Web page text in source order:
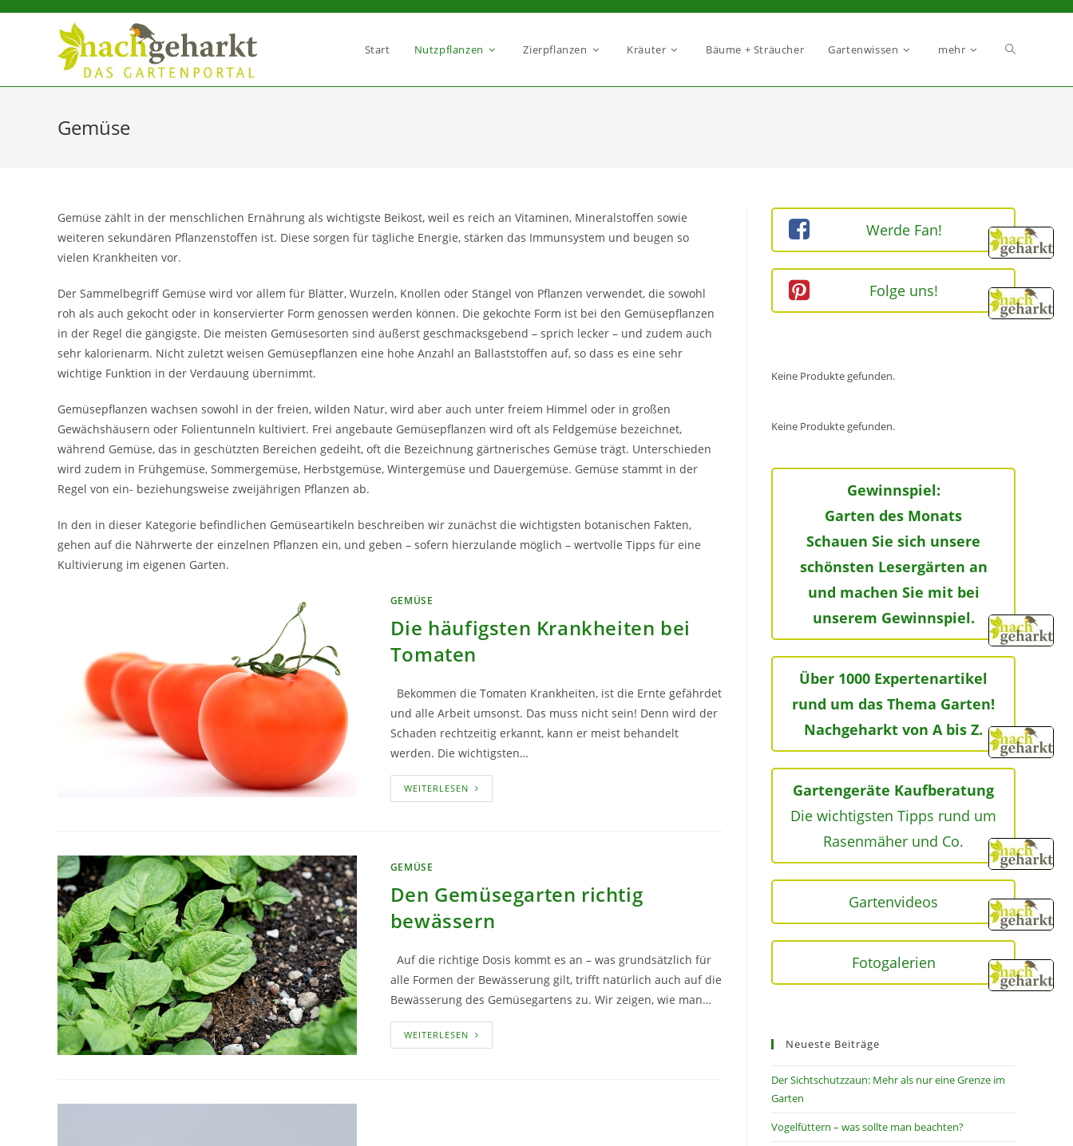
Sidebar-
Start Nutzpflanzen Zierpflanzen Kräuter Bäume + Sträucher Gartenwissen mehr
Gemüse
Gemüse zählt in der menschlichen Ernährung als wichtigste Beikost, weil es reich an Vitaminen, Mineralstoffen sowie
weiteren sekundären Pflanzenstoffen ist. Diese sorgen für tägliche Energie, stärken das Immunsystem und beugen so
vielen Krankheiten vor.
Der Sammelbegriff Gemüse wird vor allem für Blätter, Wurzeln, Knollen oder Stängel von Pflanzen verwendet, die sowohl
roh als auch gekocht oder in konservierter Form genossen werden können. Die gekochte Form ist bei den Gemüsepflanzen
in der Regel die gängigste. Die meisten Gemüsesorten sind äußerst geschmacksgebend – sprich lecker – und zudem auch
sehr kalorienarm. Nicht zuletzt weisen Gemüsepflanzen eine hohe Anzahl an Ballaststoffen auf, so dass es eine sehr
wichtige Funktion in der Verdauung übernimmt.
Gemüsepflanzen wachsen sowohl in der freien, wilden Natur, wird aber auch unter freiem Himmel oder in großen
Gewächshäusern oder Folientunneln kultiviert. Frei angebaute Gemüsepflanzen wird oft als Feldgemüse bezeichnet,
während Gemüse, das in geschützten Bereichen gedeiht, oft die Bezeichnung gärtnerisches Gemüse trägt. Unterschieden
wird zudem in Frühgemüse, Sommergemüse, Herbstgemüse, Wintergemüse und Dauergemüse. Gemüse stammt in der
Regel von ein- beziehungsweise zweijährigen Pflanzen ab.
In den in dieser Kategorie befindlichen Gemüseartikeln beschreiben wir zunächst die wichtigsten botanischen Fakten,
gehen auf die Nährwerte der einzelnen Pflanzen ein, und geben – sofern hierzulande möglich – wertvolle Tipps für eine
Kultivierung im eigenen Garten.
GEMÜSE
Die häufigsten Krankheiten bei
Tomaten
Bekommen die Tomaten Krankheiten, ist die Ernte gefährdet
und alle Arbeit umsonst. Das muss nicht sein! Denn wird der
Schaden rechtzeitig erkannt, kann er meist behandelt
werden. Die wichtigsten…
WEITERLESENDIE
HÄUFIGSTEN
GEMÜSE
Den Gemüsegarten richtig
bewässern
Auf die richtige Dosis kommt es an – was grundsätzlich für
alle Formen der Bewässerung gilt, trifft natürlich auch auf die
Bewässerung des Gemüsegartens zu. Wir zeigen, wie man…
WEITERLESENDEN
GEMÜSEGARTEN
Werde Fan!
Folge uns!
Keine Produkte gefunden.
Keine Produkte gefunden.
Gewinnspiel:
Garten des Monats
Schauen Sie sich unsere
schönsten Lesergärten an
und machen Sie mit bei
unserem Gewinnspiel.
Über 1000 Expertenartikel
rund um das Thema Garten!
Nachgeharkt von A bis Z.
Gartengeräte Kaufberatung
Die wichtigsten Tipps rund um
Rasenmäher und Co.
Gartenvideos
Fotogalerien
Neueste Beiträge
Der Sichtschutzzaun: Mehr als nur eine Grenze im
Garten
Vogelfüttern – was sollte man beachten?